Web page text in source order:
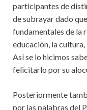
participantes de
de subrayar dado
fundamentales de la
educación, la
Así se lo hicimos
felicitarlo por su
Posteriormente
por las palabras del